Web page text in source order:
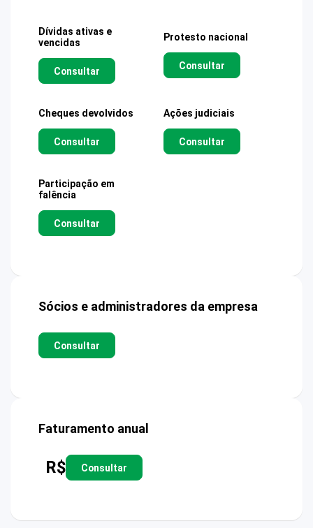
Dívidas ativas e
vencidas
Consultar
Protesto nacional
Consultar
Cheques devolvidos
Consultar
Ações judiciais
Consultar
Participação em
falência
Consultar
Sócios e administradores da empresa
Consultar
Faturamento anual
R$ Consultar